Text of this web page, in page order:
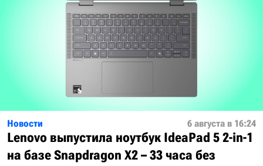
Новости 6 августа в 16:24
Lenovo выпустила ноутбук IdeaPad 5 2-in-1
на базе Snapdragon X2 – 33 часа без